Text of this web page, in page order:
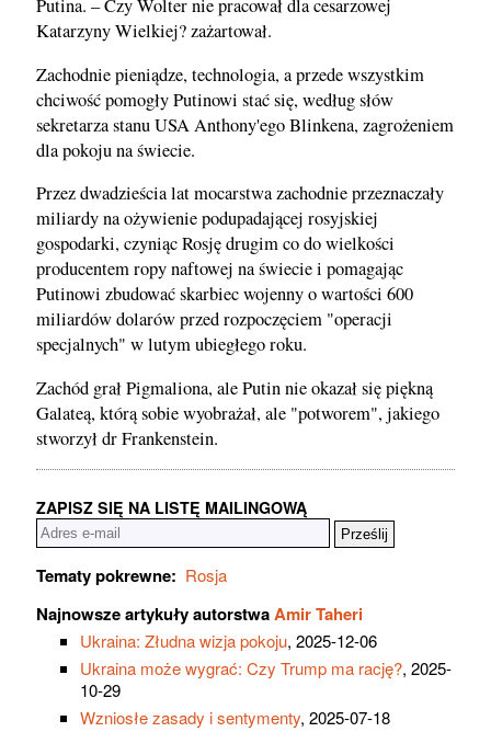
Putina. – Czy Wolter nie pracował dla cesarzowej
Katarzyny Wielkiej? zażartował.
Zachodnie pieniądze, technologia, a przede wszystkim
chciwość pomogły Putinowi stać się, według słów
sekretarza stanu USA Anthony'ego Blinkena, zagrożeniem
dla pokoju na świecie.
Przez dwadzieścia lat mocarstwa zachodnie przeznaczały
miliardy na ożywienie podupadającej rosyjskiej
gospodarki, czyniąc Rosję drugim co do wielkości
producentem ropy naftowej na świecie i pomagając
Putinowi zbudować skarbiec wojenny o wartości 600
miliardów dolarów przed rozpoczęciem "operacji
specjalnych" w lutym ubiegłego roku.
Zachód grał Pigmaliona, ale Putin nie okazał się piękną
Galateą, którą sobie wyobrażał, ale "potworem", jakiego
stworzył dr Frankenstein.
ZAPISZ SIĘ NA LISTĘ MAILINGOWĄ
Tematy pokrewne: Rosja
Najnowsze artykuły autorstwaAmir Taheri
Ukraina: Złudna wizja pokoju, 2025-12-06
Ukraina może wygrać: Czy Trump ma rację?, 2025-
10-29
Wzniosłe zasady i sentymenty, 2025-07-18